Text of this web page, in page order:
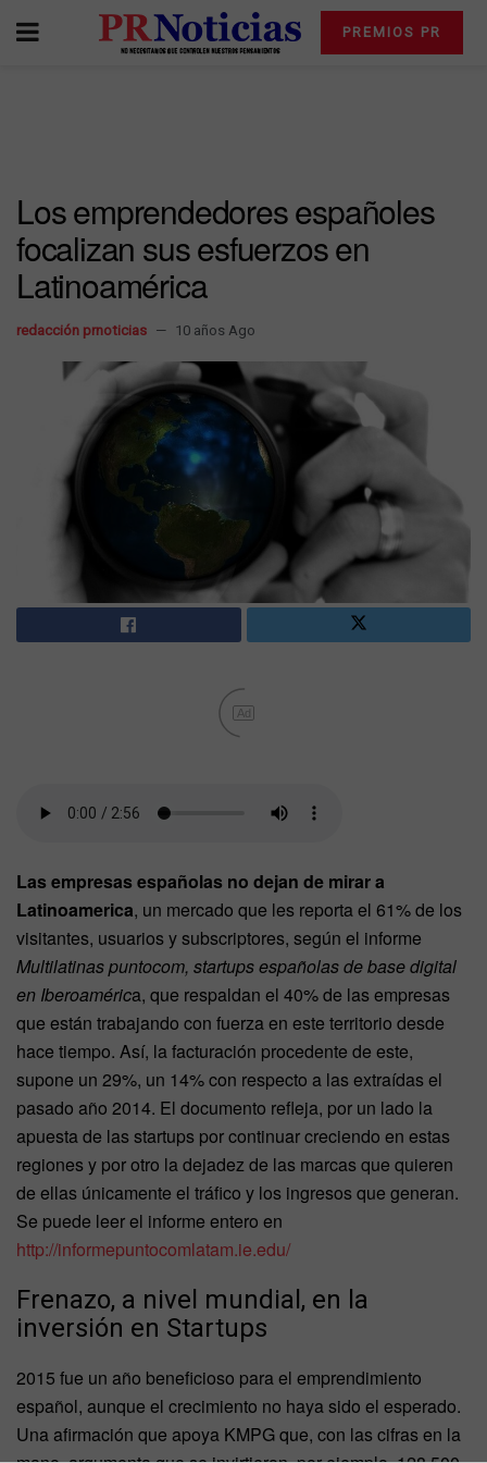
PREMIOS PR
Los emprendedores españoles
focalizan sus esfuerzos en
Latinoamérica
redacción prnoticias 10 años Ago
Ad
Las empresas españolas no dejan de mirar a
Latinoamerica, un mercado que les reporta el 61% de los
visitantes, usuarios y subscriptores, según el informe
Multilatinas puntocom, startups españolas de base digital
en Iberoamérica, que respaldan el 40% de las empresas
que están trabajando con fuerza en este territorio desde
hace tiempo. Así, la facturación procedente de este,
supone un 29%, un 14% con respecto a las extraídas el
pasado año 2014. El documento refleja, por un lado la
apuesta de las startups por continuar creciendo en estas
regiones y por otro la dejadez de las marcas que quieren
de ellas únicamente el tráfico y los ingresos que generan.
Se puede leer el informe entero en
http://informepuntocomlatam.ie.edu/
Frenazo, a nivel mundial, en la
inversión en Startups
2015 fue un año beneficioso para el emprendimiento
español, aunque el crecimiento no haya sido el esperado.
Una afirmación que apoya KMPG que, con las cifras en la